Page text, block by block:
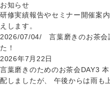
お知らせ
研修実績報告やセミナー開催案
えします。
2026/07/04/ 言葉磨きのお茶会
た！
2026年7月22日
言葉磨きのためのお茶会DAY3
配しましたが、 午後からは雨も